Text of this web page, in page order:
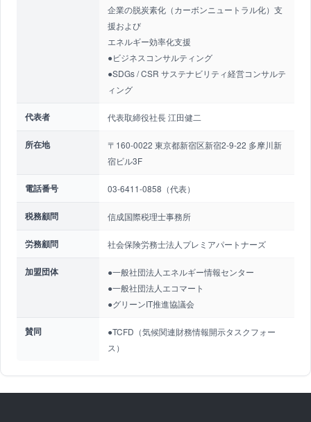
企業の脱炭素化（カーボンニュートラル化）支
援および
エネルギー効率化支援
●ビジネスコンサルティング
●SDGs / CSR サステナビリティ経営コンサルテ
ィング
代表者 代表取締役社長 江田健二
所在地
〒160-0022 東京都新宿区新宿2-9-22 多摩川新
宿ビル3F
電話番号 03-6411-0858（代表）
税務顧問 信成国際税理士事務所
労務顧問 社会保険労務士法人プレミアパートナーズ
加盟団体
●一般社団法人エネルギー情報センター
●一般社団法人エコマート
●グリーンIT推進協議会
賛同
●TCFD（気候関連財務情報開示タスクフォー
ス）